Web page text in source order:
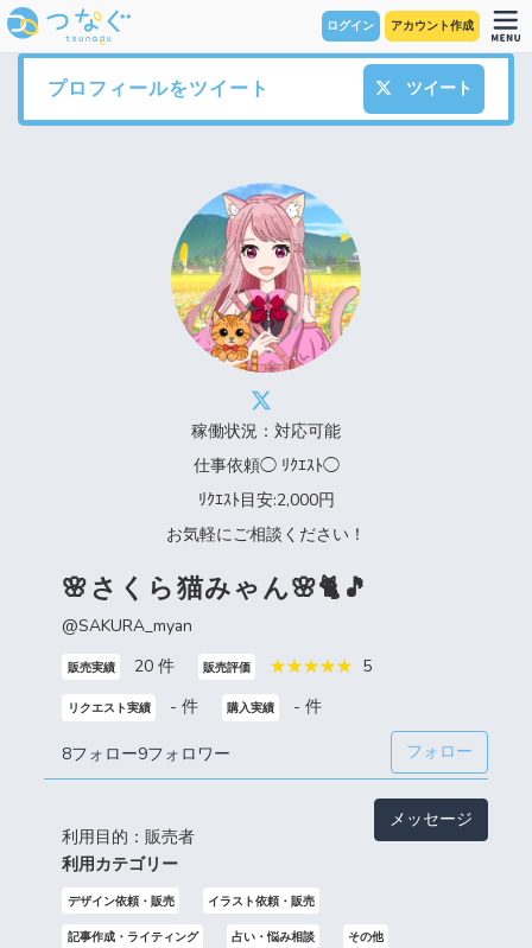
ログイン アカウント作成
プロフィールをツイート ツイート
稼働状況：対応可能
仕事依頼◯ ﾘｸｴｽﾄ◯
ﾘｸｴｽﾄ目安:2,000円
お気軽にご相談ください！
🌸さくら猫みゃん🌸🐈🎵
@SAKURA_myan
販売実績 20 件 販売評価 5
リクエスト実績 - 件 購入実績 - 件
8フォロー9フォロワー フォロー
利用目的：販売者
メッセージ
利用カテゴリー
デザイン依頼・販売 イラスト依頼・販売
記事作成・ライティング 占い・悩み相談 その他